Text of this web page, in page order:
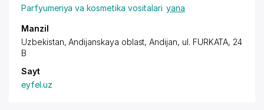
Parfyumeriya va kosmetika vositalari yana
Manzil
Uzbekistan, Andijanskaya oblast, Andijan, ul. FURKATA, 24
B
Sayt
eyfel.uz